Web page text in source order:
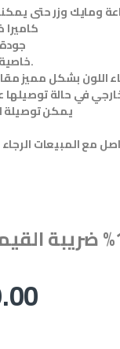
ومايك وزر حتى
كاميرا
.
بشكل مميز مقاس
في حالة
يمكن توصيلة